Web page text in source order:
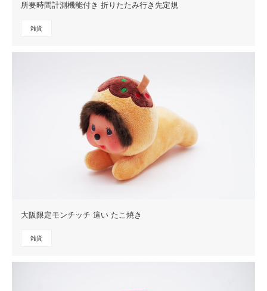
所要時間計測機能付き 折りたたみ行き先定規
雑貨
大阪限定モンチッチ 這い たこ焼き
雑貨